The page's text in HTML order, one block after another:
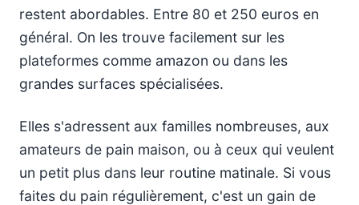
restent abordables. Entre 80 et 250 euros en
général. On les trouve facilement sur les
plateformes comme amazon ou dans les
grandes surfaces spécialisées.
Elles s'adressent aux familles nombreuses, aux
amateurs de pain maison, ou à ceux qui veulent
un petit plus dans leur routine matinale. Si vous
faites du pain régulièrement, c'est un gain de